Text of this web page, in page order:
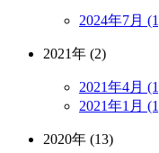
2024年7月
2021年 (2)
2021年4月
2021年1月
2020年 (13)